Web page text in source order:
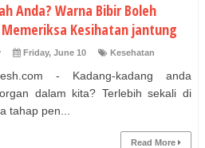
Anda? Warna Bibir Boleh
Kesihatan jantung
Friday, June 10 Kesehatan
- Kadang-kadang anda
dalam kita? Terlebih sekali di
tahap pen...
Read More